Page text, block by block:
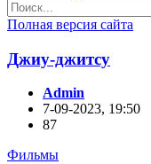
Полная версия сайта
Джиу-джитсу
Admin
7-09-2023, 19:50
87
Фильмы